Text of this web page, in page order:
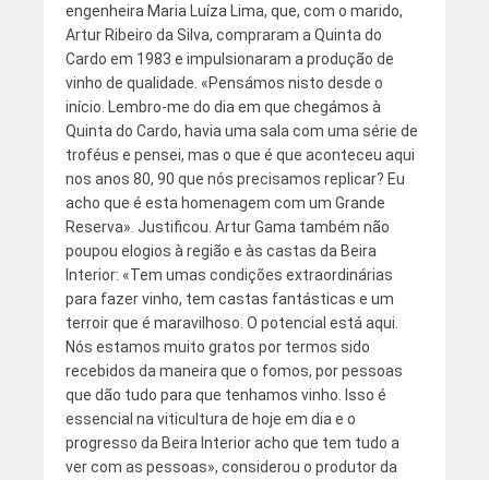
engenheira Maria Luíza Lima, que, com o marido,
Artur Ribeiro da Silva, compraram a Quinta do
Cardo em 1983 e impulsionaram a produção de
vinho de qualidade. «Pensámos nisto desde o
início. Lembro-me do dia em que chegámos à
Quinta do Cardo, havia uma sala com uma série de
troféus e pensei, mas o que é que aconteceu aqui
nos anos 80, 90 que nós precisamos replicar? Eu
acho que é esta homenagem com um Grande
Reserva». Justificou. Artur Gama também não
poupou elogios à região e às castas da Beira
Interior: «Tem umas condições extraordinárias
para fazer vinho, tem castas fantásticas e um
terroir que é maravilhoso. O potencial está aqui.
Nós estamos muito gratos por termos sido
recebidos da maneira que o fomos, por pessoas
que dão tudo para que tenhamos vinho. Isso é
essencial na viticultura de hoje em dia e o
progresso da Beira Interior acho que tem tudo a
ver com as pessoas», considerou o produtor da